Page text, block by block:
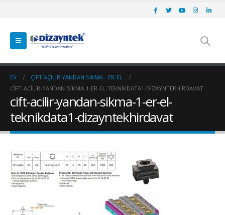
EV
ÇIFT AÇILIR YANDAN SIKMA - ER-EL
CIFT-ACILIR-YANDAN-SIKMA-1-ER-EL-TEKNIKDATA1-DIZAYNTEKHIRDAVAT
cift-acilir-yandan-sikma-1-er-el-
teknikdata1-dizayntekhirdavat